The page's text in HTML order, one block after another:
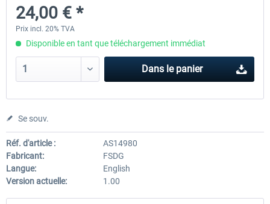
15,60 € *
24,00 € *
Prix incl. 20% TVA
Disponible en tant que téléchargement immédiat
Dans le panier
Se souv.
Réf. d'article :
AS14980
Fabricant:
FSDG
Langue:
English
Version actuelle:
1.00